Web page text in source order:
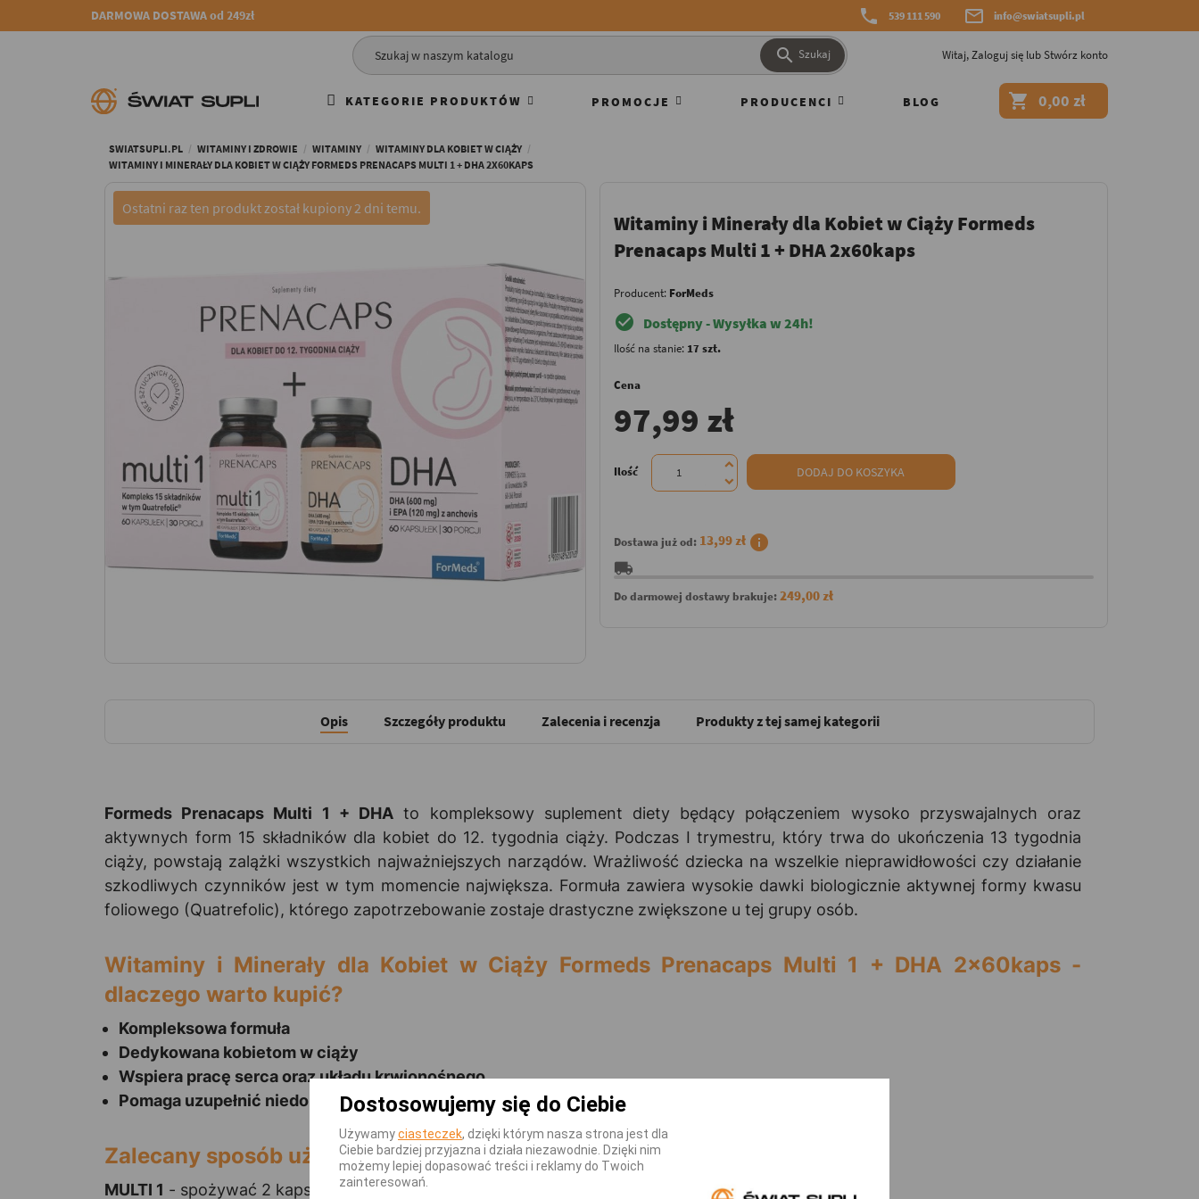
DARMOWA DOSTAWA od 249zł  539 111 590  info@swiatsupli.pl
 Szukaj Witaj,Zaloguj się lubStwórz konto
KATEGORIE PRODUKTÓW PROMOCJE PRODUCENCI BLOG  0,00 zł
SWIATSUPLI.PL WITAMINY I ZDROWIE WITAMINY
WITAMINY DLA KOBIET W CIĄŻY
WITAMINY I MINERAŁY DLA KOBIET W CIĄŻY FORMEDS PRENACAPS MULTI 1 + DHA 2X60KAPS
Ostatni raz ten produkt został kupiony 2 dni temu.
Witaminy i Minerały dla Kobiet w Ciąży Formeds
Prenacaps Multi 1 + DHA 2x60kaps
Producent: ForMeds
check_circle Dostępny - Wysyłka w 24h!
Ilość na stanie: 17 szt.
Cena
97,99 zł
Ilość DODAJ DO KOSZYKA
Dostawa już od: 13,99 zł info
local_shipping
Do darmowej dostawy brakuje: 249,00 zł
Opis Szczegóły produktu Zalecenia i recenzja Produkty z tej samej kategorii
Formeds Prenacaps Multi 1 + DHA to kompleksowy suplement diety będący połączeniem wysoko przyswajalnych oraz
aktywnych form 15 składników dla kobiet do 12. tygodnia ciąży. Podczas I trymestru, który trwa do ukończenia 13 tygodnia
ciąży, powstają zalążki wszystkich najważniejszych narządów. Wrażliwość dziecka na wszelkie nieprawidłowości czy działanie
szkodliwych czynników jest w tym momencie największa. Formuła zawiera wysokie dawki biologicznie aktywnej formy kwasu
foliowego (Quatrefolic), którego zapotrzebowanie zostaje drastyczne zwiększone u tej grupy osób.
Witaminy i Minerały dla Kobiet w Ciąży Formeds Prenacaps Multi 1 + DHA 2x60kaps -
dlaczego warto kupić?
Kompleksowa formuła
Dedykowana kobietom w ciąży
Wspiera pracę serca oraz układu krwionośnego
Pomaga uzupełnić niedobory
Zalecany sposób użycia:
MULTI 1 - spożywać 2 kapsułki 1 razie dziennie w trakcie posiłku.
Dostosowujemy się do Ciebie
Używamyciasteczek, dzięki którym nasza strona jest dla
Ciebie bardziej przyjazna i działa niezawodnie. Dzięki nim
możemy lepiej dopasować treści i reklamy do Twoich
zainteresowań.